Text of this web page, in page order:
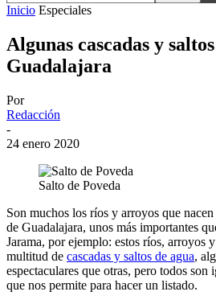
Inicio Especiales
Algunas cascadas y
Guadalajara
Por
Redacción
-
24 enero 2020
Salto de Poveda
Son muchos los ríos y arroyos que
de Guadalajara, unos más importantes
Jarama, por ejemplo: estos ríos, arroyos
multitud de cascadas y saltos de agua,
espectaculares que otras, pero todos son
que nos permite para hacer un listado.